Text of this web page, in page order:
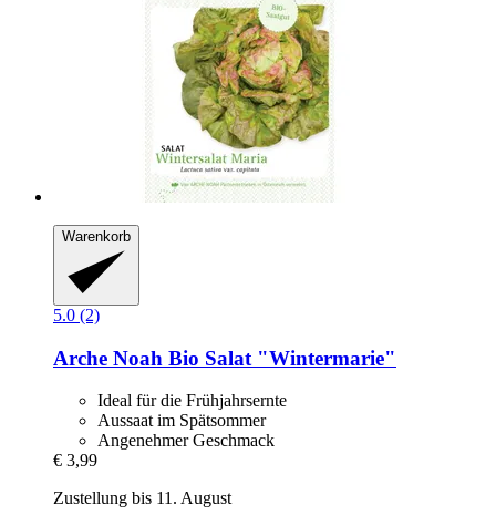
Warenkorb
5.0 (2)
Arche Noah Bio Salat "Wintermarie"
Ideal für die Frühjahrsernte
Aussaat im Spätsommer
Angenehmer Geschmack
€ 3,99
Zustellung bis 11. August